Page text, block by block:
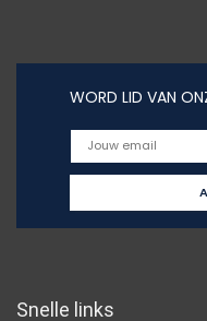
WORD LID VAN
Snelle links